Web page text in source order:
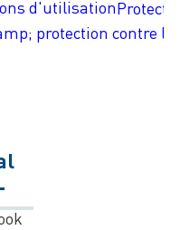
d'utilisation
protection contre